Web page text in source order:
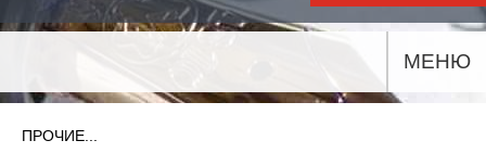
МЕНЮ
ПРОЧИЕ...